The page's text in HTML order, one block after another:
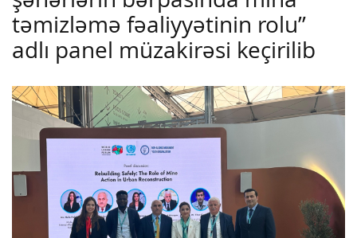
təmizləmə fəaliyyətinin rolu”
adlı panel müzakirəsi keçirilib